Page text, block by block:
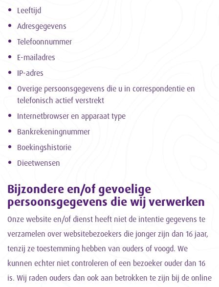
Leeftijd
Adresgegevens
Telefoonnummer
E-mailadres
IP-adres
Overige persoonsgegevens die u in correspondentie en
telefonisch actief verstrekt
Internetbrowser en apparaat type
Bankrekeningnummer
Boekingshistorie
Dieetwensen
Bijzondere en/of gevoelige
persoonsgegevens die wij verwerken
Onze website en/of dienst heeft niet de intentie gegevens te
verzamelen over websitebezoekers die jonger zijn dan 16 jaar,
tenzij ze toestemming hebben van ouders of voogd. We
kunnen echter niet controleren of een bezoeker ouder dan 16
is. Wij raden ouders dan ook aan betrokken te zijn bij de online